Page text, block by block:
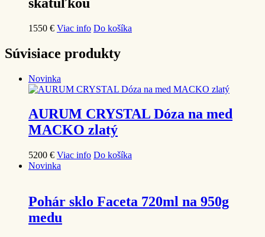
1550 € Viac info Do košíka
Súvisiace produkty
Novinka
AURUM CRYSTAL Dóza na med
MACKO zlatý
5200 € Viac info Do košíka
Novinka
Pohár sklo Faceta 720ml na 950g
medu